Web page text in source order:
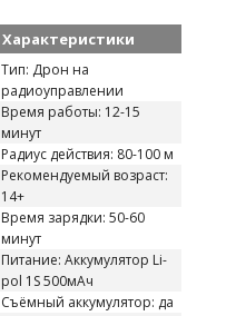
Характеристики
Тип: Дрон на
радиоуправлении
Время работы: 12-15
минут
Радиус действия: 80-100 м
Рекомендуемый возраст:
14+
Время зарядки: 50-60
минут
Питание: Аккумулятор Li-
pol 1S 500мАч
Съёмный аккумулятор: да